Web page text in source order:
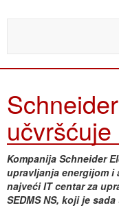
Kompanija Schneider
upravljanja energijom i
najveći IT centar za
SEDMS NS, koji je